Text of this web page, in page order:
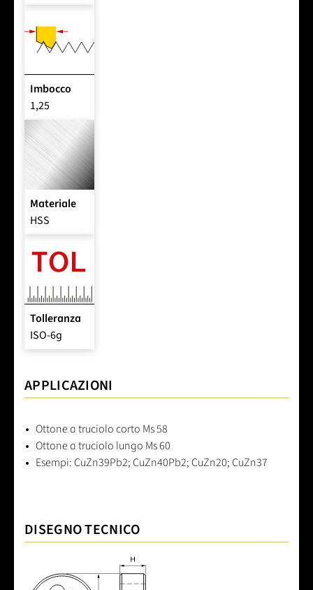
Imbocco
1,25
Materiale
HSS
Tolleranza
ISO-6g
APPLICAZIONI
Ottone a truciolo corto Ms 58
Ottone a truciolo lungo Ms 60
Esempi: CuZn39Pb2; CuZn40Pb2; CuZn20; CuZn37
DISEGNO TECNICO